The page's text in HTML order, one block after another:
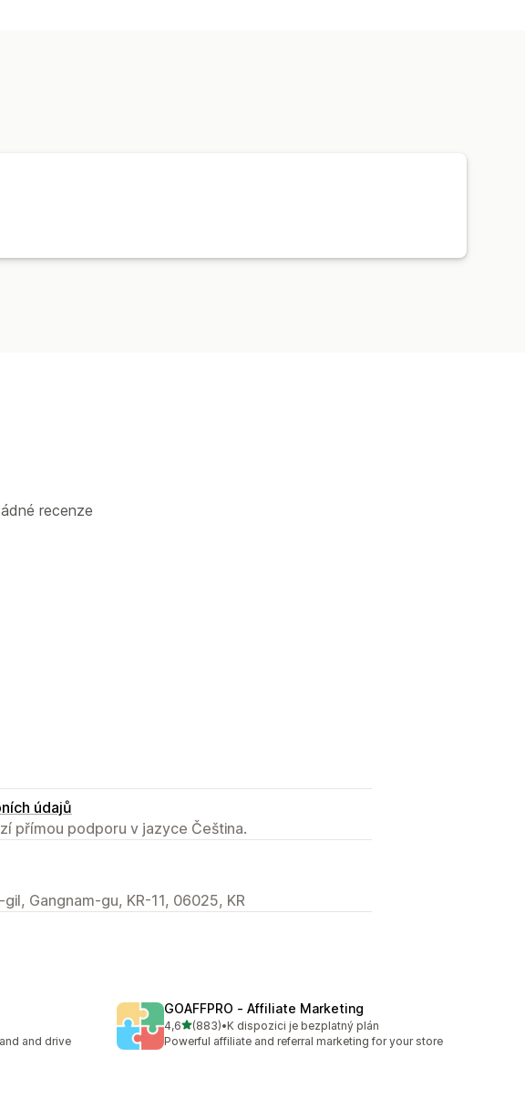
recenze
údajů
přímou podporu v jazyce Čeština.
Gangnam-gu, KR-11, 06025, KR
and drive
GOAFFPRO ‑ Affiliate Marketing
4,6z 5 hvězd
(883)
Celkový počet recenzí: 883
•K dispozici je bezplatný plán
Powerful affiliate and referral marketing for your store